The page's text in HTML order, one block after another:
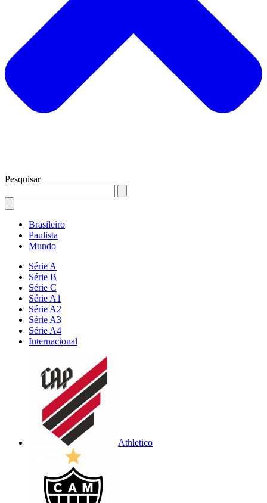
Pesquisar
Brasileiro
Paulista
Mundo
Série A
Série B
Série C
Série A1
Série A2
Série A3
Série A4
Internacional
Athletico